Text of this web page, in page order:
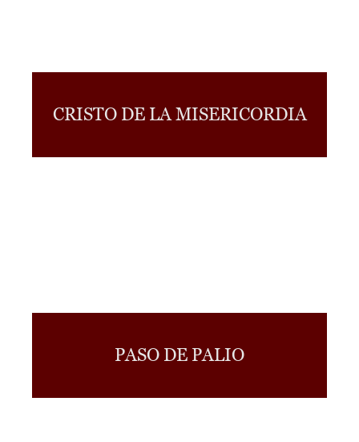
CRISTO DE LA MISERICORDIA
PASO DE PALIO